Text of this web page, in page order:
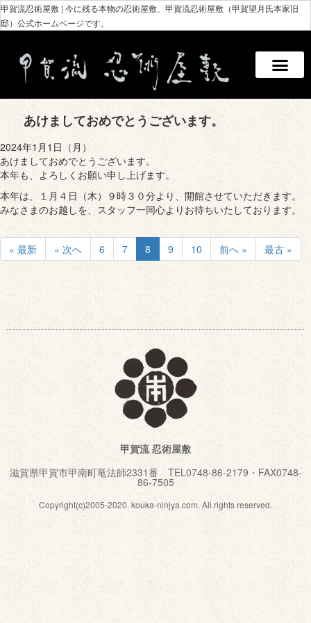
甲賀流忍術屋敷 | 今に残る本物の忍術屋敷、甲賀流忍術屋敷（甲賀望月氏本家旧
邸）公式ホームページです。
あけましておめでとうございます。
2024年1月1日（月）
あけましておめでとうございます。
本年も、よろしくお願い申し上げます。
本年は、１月４日（木）９時３０分より、開館させていただきます。
みなさまのお越しを、スタッフ一同心よりお待ちいたしております。
« 最新 « 次へ 6 7 8 9 10 前へ » 最古 »
甲賀流 忍術屋敷
滋賀県甲賀市甲南町竜法師2331番 TEL0748-86-2179・FAX0748-
86-7505
Copyright(c)2005-2020. kouka-ninjya.com. All rights reserved.